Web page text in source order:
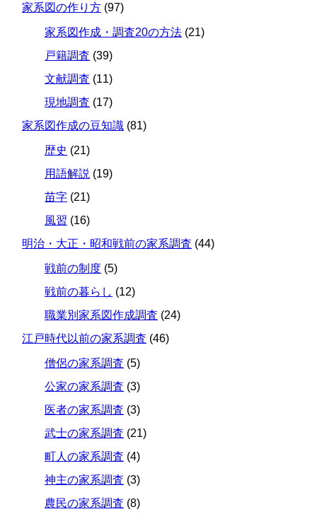
家系図の作り方 (97)
家系図作成・調査20の方法 (21)
戸籍調査 (39)
文献調査 (11)
現地調査 (17)
家系図作成の豆知識 (81)
歴史 (21)
用語解説 (19)
苗字 (21)
風習 (16)
明治・大正・昭和戦前の家系調査 (44)
戦前の制度 (5)
戦前の暮らし (12)
職業別家系図作成調査 (24)
江戸時代以前の家系調査 (46)
僧侶の家系調査 (5)
公家の家系調査 (3)
医者の家系調査 (3)
武士の家系調査 (21)
町人の家系調査 (4)
神主の家系調査 (3)
農民の家系調査 (8)